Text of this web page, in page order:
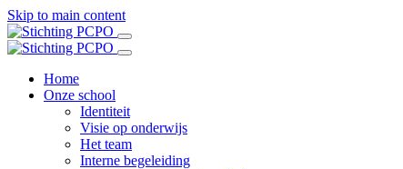
Skip to main content
Home
Onze school
Identiteit
Visie op onderwijs
Het team
Interne begeleiding